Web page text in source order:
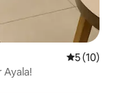
Средна
5 (10)
Ayala!